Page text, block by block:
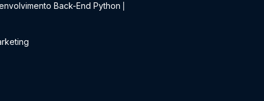
Back-End Python